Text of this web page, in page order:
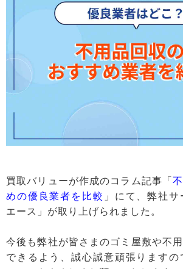
買取バリューが作成のコラム記事「
めの優良業者を比較 」にて、弊社
エース」が取り上げられました。
今後も弊社が皆さまのゴミ屋敷や不
できるよう、誠心誠意頑張りますの